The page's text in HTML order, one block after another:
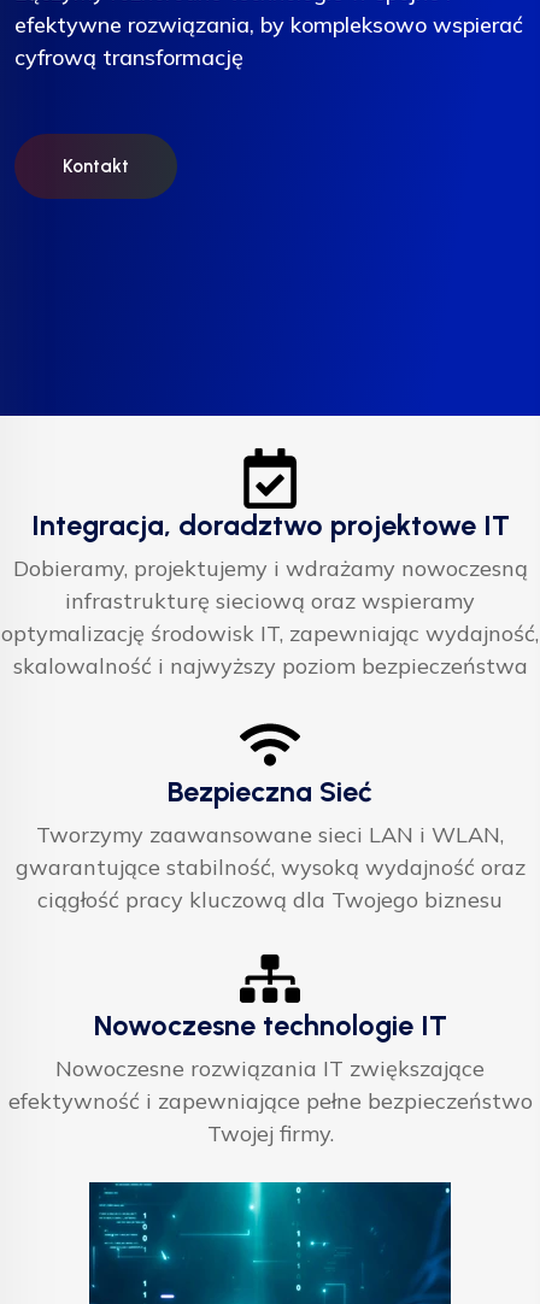
efektywne rozwiązania, by kompleksowo wspierać
cyfrową transformację
Kontakt
efektywne rozwiązania, by kompleksowo wspierać
cyfrową transformację
Kontakt
efektywne rozwiązania, by kompleksowo wspierać
cyfrową transformację
Kontakt
Integracja, doradztwo projektowe IT
Dobieramy, projektujemy i wdrażamy nowoczesną
infrastrukturę sieciową oraz wspieramy
optymalizację środowisk IT, zapewniając wydajność,
skalowalność i najwyższy poziom bezpieczeństwa
Bezpieczna Sieć
Tworzymy zaawansowane sieci LAN i WLAN,
gwarantujące stabilność, wysoką wydajność oraz
ciągłość pracy kluczową dla Twojego biznesu
Nowoczesne technologie IT
Nowoczesne rozwiązania IT zwiększające
efektywność i zapewniające pełne bezpieczeństwo
Twojej firmy.